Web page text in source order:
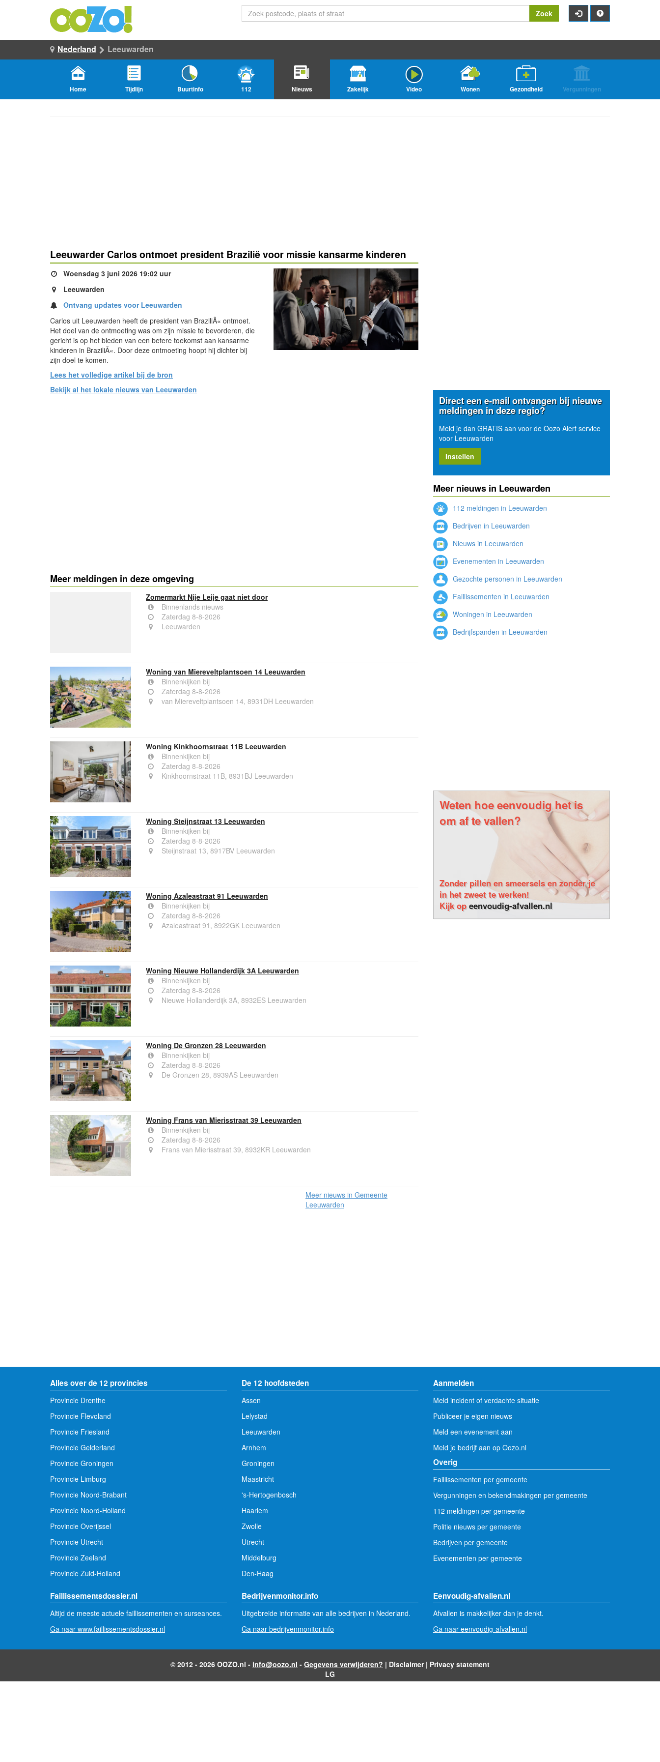
Zoek
Nederland Leeuwarden
Home Tijdlijn Buurtinfo 112 Nieuws Zakelijk Video Wonen Gezondheid Vergunningen
Leeuwarder Carlos ontmoet president Brazilië voor missie kansarme kinderen
Woensdag 3 juni 2026 19:02 uur
Leeuwarden
Ontvang updates voor Leeuwarden
Carlos uit Leeuwarden heeft de president van BraziliÃ« ontmoet.
Het doel van de ontmoeting was om zijn missie te bevorderen, die
gericht is op het bieden van een betere toekomst aan kansarme
kinderen in BraziliÃ«. Door deze ontmoeting hoopt hij dichter bij
zijn doel te komen.
Lees het volledige artikel bij de bron
Bekijk al het lokale nieuws van Leeuwarden
Meer meldingen in deze omgeving
Zomermarkt Nije Leije gaat niet door
Binnenlands nieuws
Zaterdag 8-8-2026
Woning van Miereveltplantsoen 14 Leeuwarden
Binnenkijken bij
Zaterdag 8-8-2026
Woning Kinkhoornstraat 11B Leeuwarden
Binnenkijken bij
Zaterdag 8-8-2026
Woning Steijnstraat 13 Leeuwarden
Binnenkijken bij
Zaterdag 8-8-2026
Woning Azaleastraat 91 Leeuwarden
Binnenkijken bij
Zaterdag 8-8-2026
Woning Nieuwe Hollanderdijk 3A Leeuwarden
Binnenkijken bij
Zaterdag 8-8-2026
Woning De Gronzen 28 Leeuwarden
Binnenkijken bij
Zaterdag 8-8-2026
Woning Frans van Mierisstraat 39 Leeuwarden
Binnenkijken bij
Zaterdag 8-8-2026
Meer nieuws in Gemeente
Direct een e-mail ontvangen bij nieuwe
meldingen in deze regio?
Meld je dan GRATIS aan voor de Oozo Alert service
voor Leeuwarden
Instellen
Meer nieuws in Leeuwarden
112 meldingen in Leeuwarden
Bedrijven in Leeuwarden
Nieuws in Leeuwarden
Evenementen in Leeuwarden
Gezochte personen in Leeuwarden
Faillissementen in Leeuwarden
Woningen in Leeuwarden
Bedrijfspanden in Leeuwarden
Weten hoe eenvoudig het is
om af te vallen?
Zonder pillen en smeersels en zonder je
in het zweet te werken!
Kijk opeenvoudig-afvallen.nl
Alles over de 12 provincies
Provincie Drenthe
Provincie Flevoland
Provincie Friesland
Provincie Gelderland
Provincie Groningen
Provincie Limburg
Provincie Noord-Brabant
Provincie Noord-Holland
Provincie Overijssel
Provincie Utrecht
Provincie Zeeland
De 12 hoofdsteden
Assen
Lelystad
Leeuwarden
Arnhem
Groningen
Maastricht
's-Hertogenbosch
Haarlem
Zwolle
Utrecht
Middelburg
Aanmelden
Meld incident of verdachte situatie
Publiceer je eigen nieuws
Meld een evenement aan
Meld je bedrijf aan op Oozo.nl
Overig
Faillissementen per gemeente
Vergunningen en bekendmakingen per gemeente
112 meldingen per gemeente
Politie nieuws per gemeente
Bedrijven per gemeente
Faillissementsdossier.nl
Altijd de meeste actuele faillissementen en surseances.
Bedrijvenmonitor.info
Uitgebreide informatie van alle bedrijven in Nederland.
Eenvoudig-afvallen.nl
Afvallen is makkelijker dan je denkt.
Gegevens verwijderen?